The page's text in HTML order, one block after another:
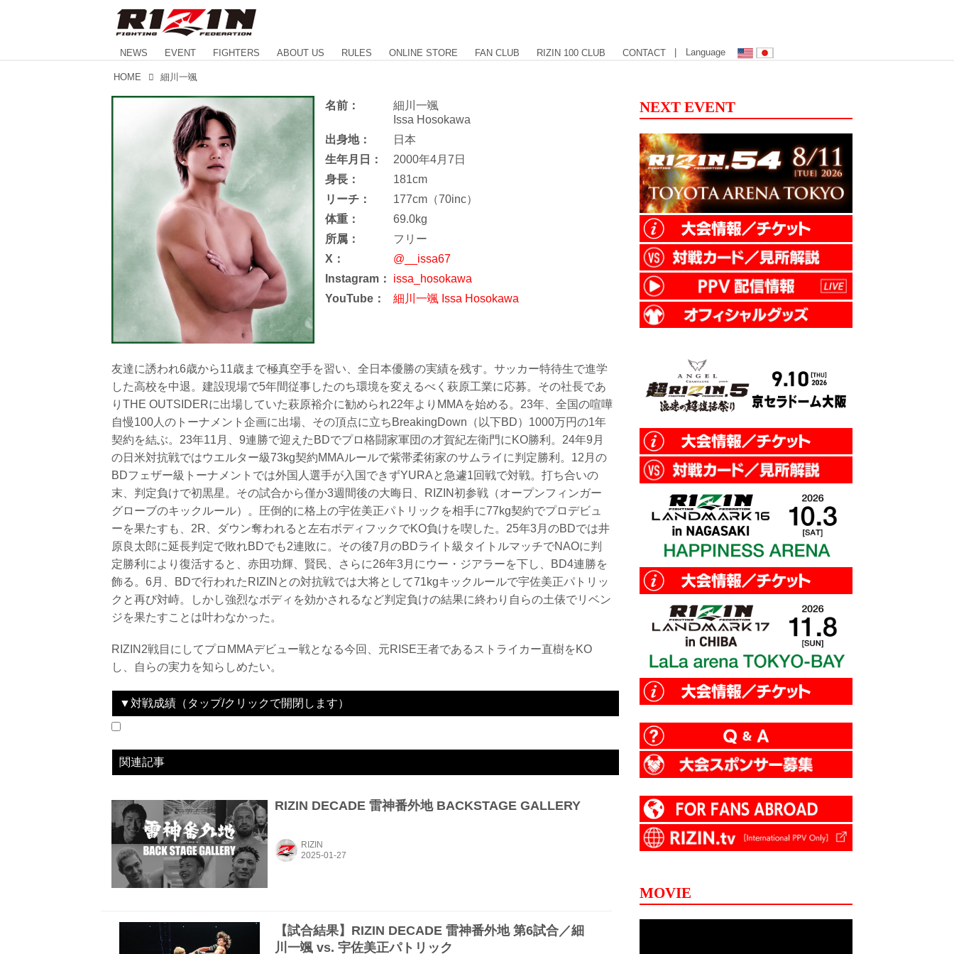
NEWS EVENT FIGHTERS ABOUT US RULES ONLINE STORE FAN CLUB RIZIN 100 CLUB CONTACT | Language
HOME 細川一颯
名前：
細川一颯
Issa Hosokawa
出身地：
日本
生年月日：
2000年4月7日
身長：
181cm
リーチ：
177cm（70inc）
体重：
69.0kg
所属：
フリー
X：
@__issa67
Instagram：
issa_hosokawa
YouTube：
細川一颯 Issa Hosokawa
友達に誘われ6歳から11歳まで極真空手を習い、全日本優勝の実績を残す。サッカー特待生で進学
した高校を中退。建設現場で5年間従事したのち環境を変えるべく萩原工業に応募。その社長であ
りTHE OUTSIDERに出場していた萩原裕介に勧められ22年よりMMAを始める。23年、全国の喧嘩
自慢100人のトーナメント企画に出場、その頂点に立ちBreakingDown（以下BD）1000万円の1年
契約を結ぶ。23年11月、9連勝で迎えたBDでプロ格闘家軍団の才賀紀左衛門にKO勝利。24年9月
の日米対抗戦ではウエルター級73kg契約MMAルールで紫帯柔術家のサムライに判定勝利。12月の
BDフェザー級トーナメントでは外国人選手が入国できずYURAと急遽1回戦で対戦。打ち合いの
末、判定負けで初黒星。その試合から僅か3週間後の大晦日、RIZIN初参戦（オープンフィンガー
グローブのキックルール）。圧倒的に格上の宇佐美正パトリックを相手に77kg契約でプロデビュ
ーを果たすも、2R、ダウン奪われると左右ボディフックでKO負けを喫した。25年3月のBDでは井
原良太郎に延長判定で敗れBDでも2連敗に。その後7月のBDライト級タイトルマッチでNAOに判
定勝利により復活すると、赤田功輝、賢民、さらに26年3月にウー・ジアラーを下し、BD4連勝を
飾る。6月、BDで行われたRIZINとの対抗戦では大将として71kgキックルールで宇佐美正パトリッ
クと再び対峙。しかし強烈なボディを効かされるなど判定負けの結果に終わり自らの土俵でリベン
ジを果たすことは叶わなかった。
RIZIN2戦目にしてプロMMAデビュー戦となる今回、元RISE王者であるストライカー直樹をKO
し、自らの実力を知らしめたい。
▼対戦成績（タップ/クリックで開閉します）
関連記事
RIZIN DECADE 雷神番外地 BACKSTAGE GALLERY
RIZIN
【試合結果】RIZIN DECADE 雷神番外地 第6試合／細
川一颯 vs. 宇佐美正パトリック
NEXT EVENT
MOVIE